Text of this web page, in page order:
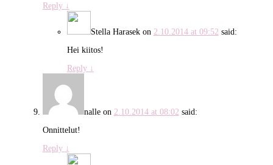
Reply ↓
Stella Harasekon 2.10.2014 at 09:52 said:
Hei kiitos!
Reply ↓
nalleon 2.10.2014 at 08:02 said:
Onnittelut!
Reply ↓